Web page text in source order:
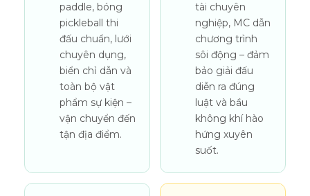
paddle, bóng
pickleball thi
đấu chuẩn, lưới
chuyên dụng,
biển chỉ dẫn và
toàn bộ vật
phẩm sự kiện –
vận chuyển đến
tận địa điểm.
tài chuyên
nghiệp, MC dẫn
chương trình
sôi động – đảm
bảo giải đấu
diễn ra đúng
luật và bầu
không khí hào
hứng xuyên
suốt.